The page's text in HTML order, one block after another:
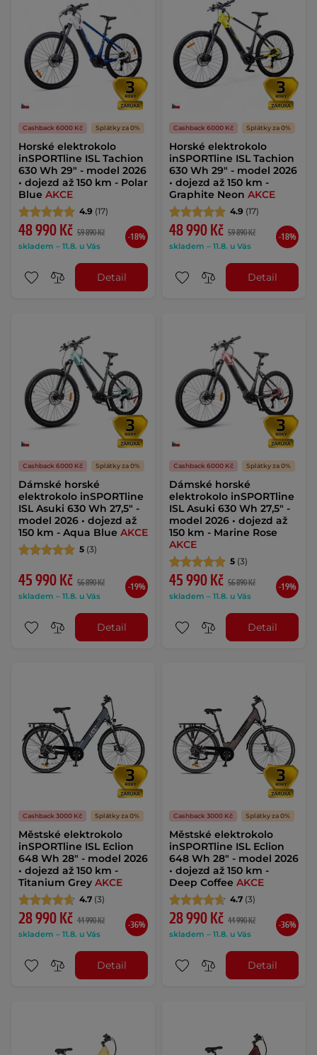
Cashback 6000 Kč Splátky za 0%
Horské elektrokolo
inSPORTline ISL Tachion
630 Wh 29" - model 2026
• dojezd až 150 km - Polar
Blue AKCE
4.9 (17)
48 990 Kč 59 890 Kč
skladem – 11.8. u Vás
-18%
Detail
Cashback 6000 Kč Splátky za 0%
Horské elektrokolo
inSPORTline ISL Tachion
630 Wh 29" - model 2026
• dojezd až 150 km -
Graphite Neon AKCE
4.9 (17)
48 990 Kč 59 890 Kč
skladem – 11.8. u Vás
-18%
Detail
Cashback 6000 Kč Splátky za 0%
Dámské horské
elektrokolo inSPORTline
ISL Asuki 630 Wh 27,5" -
model 2026 • dojezd až
150 km - Aqua Blue AKCE
5 (3)
45 990 Kč 56 890 Kč
skladem – 11.8. u Vás
-19%
Detail
Cashback 6000 Kč Splátky za 0%
Dámské horské
elektrokolo inSPORTline
ISL Asuki 630 Wh 27,5" -
model 2026 • dojezd až
150 km - Marine Rose
AKCE
5 (3)
45 990 Kč 56 890 Kč
skladem – 11.8. u Vás
-19%
Detail
Cashback 3000 Kč Splátky za 0%
Městské elektrokolo
inSPORTline ISL Eclion
648 Wh 28" - model 2026
• dojezd až 150 km -
Titanium Grey AKCE
4.7 (3)
28 990 Kč 44 990 Kč
skladem – 11.8. u Vás
-36%
Detail
Cashback 3000 Kč Splátky za 0%
Městské elektrokolo
inSPORTline ISL Eclion
648 Wh 28" - model 2026
• dojezd až 150 km -
Deep Coffee AKCE
4.7 (3)
28 990 Kč 44 990 Kč
skladem – 11.8. u Vás
-36%
Detail